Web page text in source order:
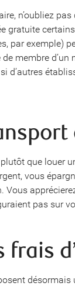
n’oubliez
gratuite
par exemple)
membre d’un
d’autres
que louer
vous
pas sur
frais
désormais